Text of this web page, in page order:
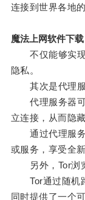
连接到世界各地
魔法上网软件下载
不仅能够实现
隐私。
其次是代理服
代理服务器可
立连接，从而隐
通过代理服务
或服务，享受全
另外，Tor浏览
Tor通过随机路
同时提供了一个